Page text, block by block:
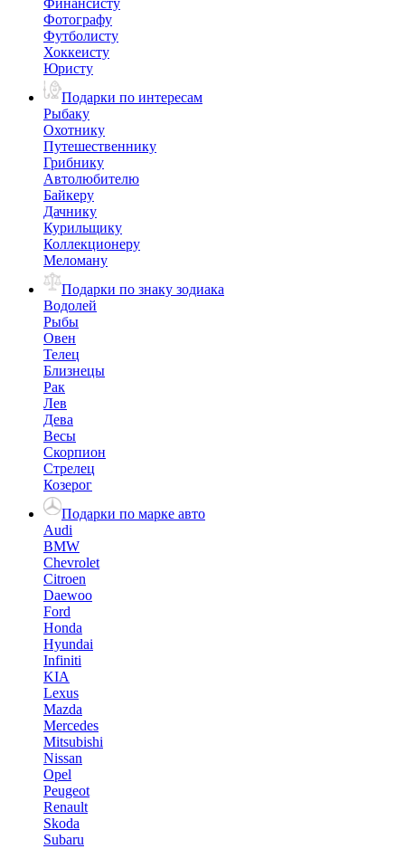
Финансисту
Фотографу
Футболисту
Хоккеисту
Юристу
Подарки по интересам
Рыбаку
Охотнику
Путешественнику
Грибнику
Автолюбителю
Байкеру
Дачнику
Курильщику
Коллекционеру
Меломану
Подарки по знаку зодиака
Водолей
Рыбы
Овен
Телец
Близнецы
Рак
Лев
Дева
Весы
Скорпион
Стрелец
Козерог
Подарки по марке авто
Audi
BMW
Chevrolet
Citroen
Daewoo
Ford
Honda
Hyundai
Infiniti
KIA
Lexus
Mazda
Mercedes
Mitsubishi
Nissan
Opel
Peugeot
Renault
Skoda
Subaru